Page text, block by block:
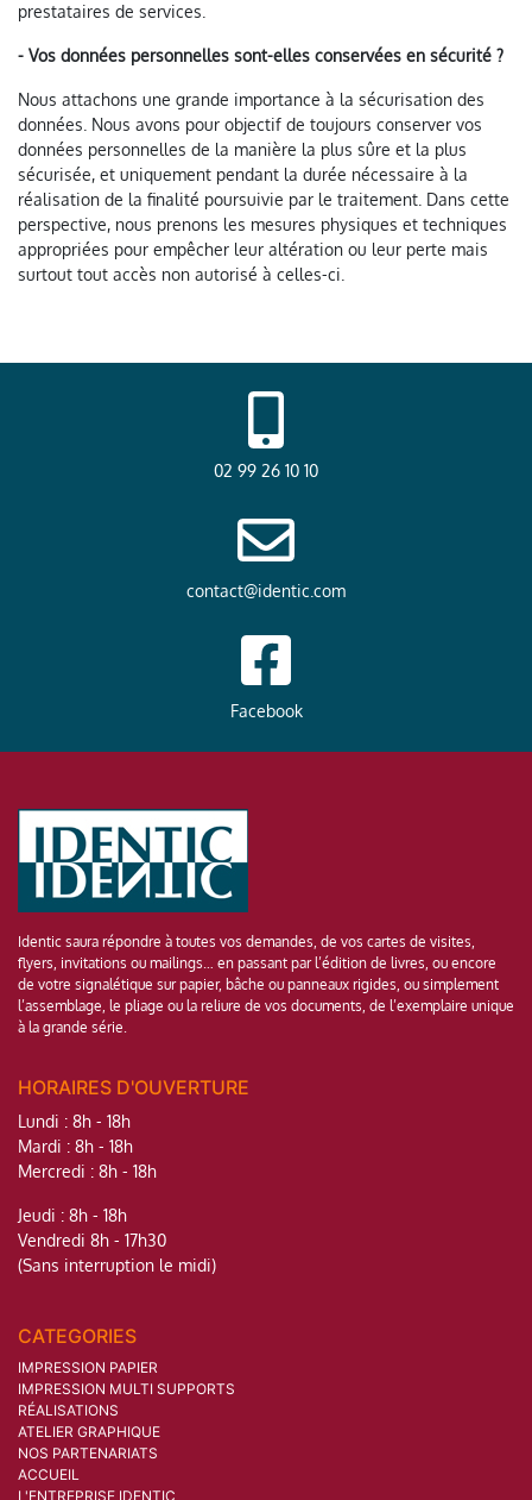
prestataires de services.
- Vos données personnelles sont-elles conservées en sécurité ?
Nous attachons une grande importance à la sécurisation des
données. Nous avons pour objectif de toujours conserver vos
données personnelles de la manière la plus sûre et la plus
sécurisée, et uniquement pendant la durée nécessaire à la
réalisation de la finalité poursuivie par le traitement. Dans cette
perspective, nous prenons les mesures physiques et techniques
appropriées pour empêcher leur altération ou leur perte mais
surtout tout accès non autorisé à celles-ci.
02 99 26 10 10
contact@identic.com
Facebook
Identic saura répondre à toutes vos demandes, de vos cartes de visites,
flyers, invitations ou mailings… en passant par l’édition de livres, ou encore
de votre signalétique sur papier, bâche ou panneaux rigides, ou simplement
l’assemblage, le pliage ou la reliure de vos documents, de l’exemplaire unique
à la grande série.
HORAIRES D'OUVERTURE
Lundi : 8h - 18h
Mardi : 8h - 18h
Mercredi : 8h - 18h
Jeudi : 8h - 18h
Vendredi 8h - 17h30
(Sans interruption le midi)
CATEGORIES
IMPRESSION PAPIER
IMPRESSION MULTI SUPPORTS
RÉALISATIONS
ATELIER GRAPHIQUE
NOS PARTENARIATS
ACCUEIL
L'ENTREPRISE IDENTIC